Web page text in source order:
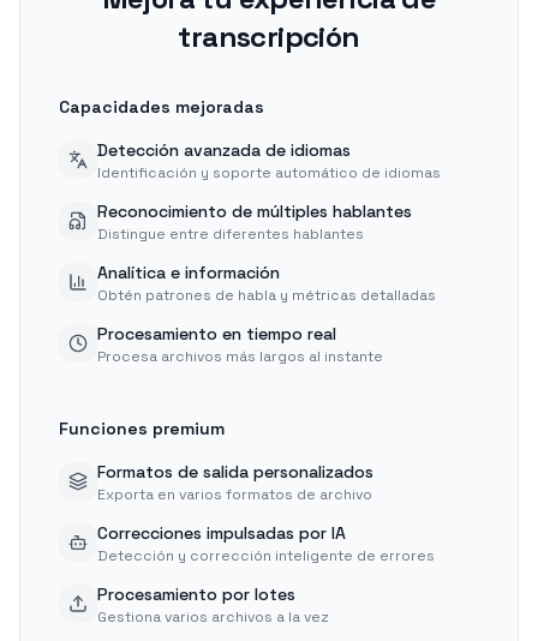
transcripción
Capacidades mejoradas
Detección avanzada de idiomas
Identificación y soporte automático de idiomas
Reconocimiento de múltiples hablantes
Distingue entre diferentes hablantes
Analítica e información
Obtén patrones de habla y métricas detalladas
Procesamiento en tiempo real
Procesa archivos más largos al instante
Funciones premium
Formatos de salida personalizados
Exporta en varios formatos de archivo
Correcciones impulsadas por IA
Detección y corrección inteligente de errores
Procesamiento por lotes
Gestiona varios archivos a la vez